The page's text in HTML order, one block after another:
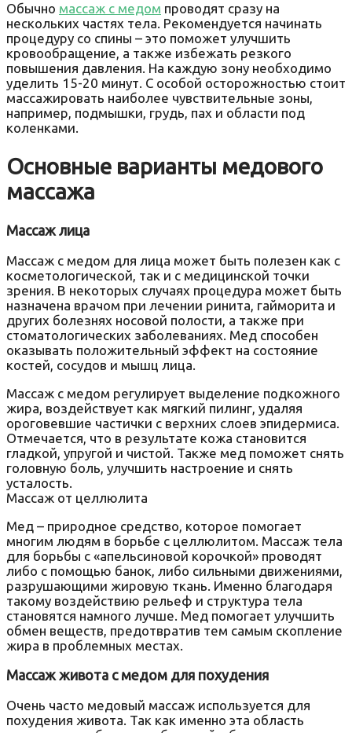
Обычно массаж с медом проводят сразу на
нескольких частях тела. Рекомендуется начинать
процедуру со спины – это поможет улучшить
кровообращение, а также избежать резкого
повышения давления. На каждую зону необходимо
уделить 15-20 минут. С особой осторожностью стоит
массажировать наиболее чувствительные зоны,
например, подмышки, грудь, пах и области под
коленками.
Основные варианты медового
массажа
Массаж лица
Массаж с медом для лица может быть полезен как с
косметологической, так и с медицинской точки
зрения. В некоторых случаях процедура может быть
назначена врачом при лечении ринита, гайморита и
других болезнях носовой полости, а также при
стоматологических заболеваниях. Мед способен
оказывать положительный эффект на состояние
костей, сосудов и мышц лица.
Массаж с медом регулирует выделение подкожного
жира, воздействует как мягкий пилинг, удаляя
ороговевшие частички с верхних слоев эпидермиса.
Отмечается, что в результате кожа становится
гладкой, упругой и чистой. Также мед поможет снять
головную боль, улучшить настроение и снять
усталость.
Массаж от целлюлита
Мед – природное средство, которое помогает
многим людям в борьбе с целлюлитом. Массаж тела
для борьбы с «апельсиновой корочкой» проводят
либо с помощью банок, либо сильными движениями,
разрушающими жировую ткань. Именно благодаря
такому воздействию рельеф и структура тела
становятся намного лучше. Мед помогает улучшить
обмен веществ, предотвратив тем самым скопление
жира в проблемных местах.
Массаж живота с медом для похудения
Очень часто медовый массаж используется для
похудения живота. Так как именно эта область